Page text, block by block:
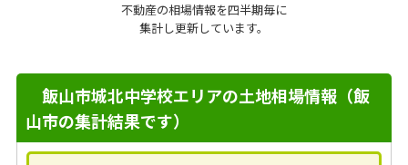
不動産の相場情報を四半期毎に
集計し更新しています。
飯山市城北中学校エリアの土地相場情報（飯
山市の集計結果です）